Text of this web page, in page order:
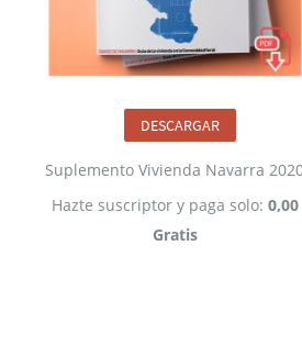
Suplemento Vivienda Navarra
Gratis
Hazte suscriptor y paga solo: 0,00
DESCARGAR